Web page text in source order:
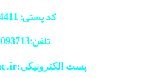
کد پستی: 1417614411
تلفن:09002093713
پست الکترونیکی: